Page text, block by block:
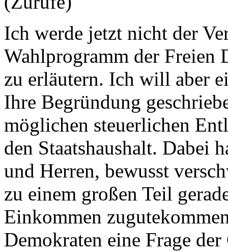
Ich werde jetzt nicht der
Wahlprogramm der Freien
zu erläutern. Ich will aber
Ihre Begründung
möglichen steuerlichen
den Staatshaushalt. Dabei
und Herren, bewusst
zu einem großen Teil
Einkommen
Demokraten eine Frage